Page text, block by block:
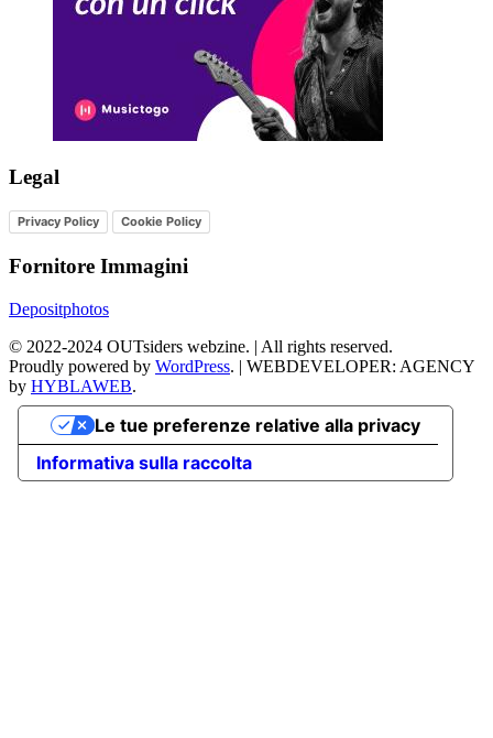
Legal
Privacy Policy Cookie Policy
Fornitore Immagini
Depositphotos
© 2022-2024 OUTsiders webzine. | All rights reserved.
Proudly powered by WordPress. | WEBDEVELOPER: AGENCY
by HYBLAWEB.
Informativa sulla raccolta
Le tue preferenze relative alla privacy